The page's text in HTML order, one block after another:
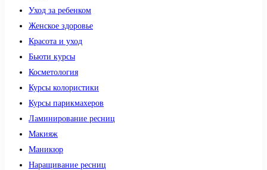
Уход за ребенком
Женское здоровье
Красота и уход
Бьюти курсы
Косметология
Курсы колористики
Курсы парикмахеров
Ламинирование ресниц
Макияж
Маникюр
Наращивание ресниц